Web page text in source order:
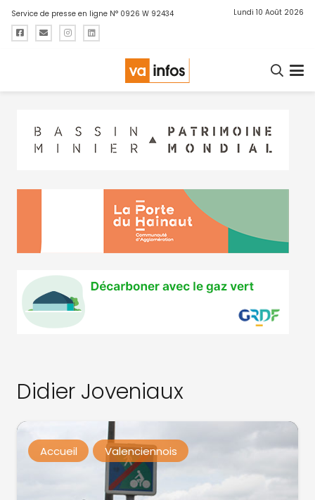
Service de presse en ligne N° 0926 W 92434 Lundi 10 Août 2026
Didier Joveniaux
Accueil Valenciennois